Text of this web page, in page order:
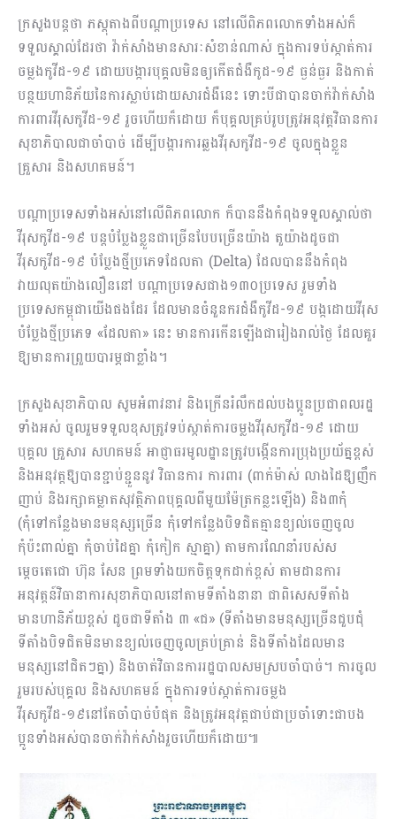
ក្រសួងបន្តថា ភស្តុតាងពីបណ្តាប្រទេស នៅលើពិភពលោកទាំងអស់ក៏
ទទួលស្គាល់ដែរថា វ៉ាក់សាំងមានសារៈសំខាន់ណាស់ ក្នុងការទប់ស្កាត់ការ
ចម្លងកូវីដ-១៩ ដោយបង្ការបុគ្គលមិនឲ្យកើតជំងឺកូដ-១៩ ធ្ងន់ធ្ងរ និងកាត់
បន្ថយហានិភ័យនៃការស្លាប់ដោយសារជំងឺនេះ ទោះបីជាបានចាក់វ៉ាក់សាំង
ការពារវីរុសកូវីដ-១៩ រួចហើយក៏ដោយ ក៏បុគ្គលគ្រប់រូបត្រូវអនុវត្តវិធានការ
សុខាភិបាលជាចាំបាច់ ដើម្បីបង្ការការឆ្លងវីរុសកូវីដ-១៩ ចូលក្នុងខ្លួន
គ្រួសារ និងសហគមន៍។
បណ្តាប្រទេសទាំងអស់នៅលើពិភពលោក ក៏បាននឹងកំពុងទទួលស្គាល់ថា
វីរុសកូវីដ-១៩ បន្តបំប្លែងខ្លួនជាច្រើនបែបច្រើនយ៉ាង តួយ៉ាងដូចជា
វីរុសកូវីដ-១៩ បំប្លែងថ្មីប្រភេទដែលតា (Delta) ដែលបាននឹងកំពុង
វាយលុតយ៉ាងលឿននៅ បណ្តាប្រទេសជាង១៣០ប្រទេស រួមទាំង
ប្រទេសកម្ពុជាយើងផងដែរ ដែលមានចំនួនករជំងឺកូវីដ-១៩ បង្កដោយវីរុស
បំប្លែងថ្មីប្រភេទ «ដែលតា» នេះ មានការកើនឡើងជារៀងរាល់ថ្ងៃ ដែលគួរ
ឱ្យមានការព្រួយបារម្ភជាខ្លាំង។
ក្រសួងសុខាភិបាល សូមអំពាវនាវ និងក្រើនរំលឹកដល់បងប្អូនប្រជាពលរដ្ឋ
ទាំងអស់ ចូលរួមទទួលខុសត្រូវទប់ស្កាត់ការចម្លងវីរុសកូវីដ-១៩ ដោយ
បុគ្គល គ្រួសារ សហគមន៍ អាជ្ញាធរមូលដ្ឋានត្រូវបង្កើនការប្រុងប្រយ័ត្នខ្ពស់
និងអនុវត្តឱ្យបានខ្ជាប់ខ្ជួននូវ វិធានការ ការពារ (ពាក់ម៉ាស់ លាងដៃឱ្យញឹក
ញាប់ និងរក្សាគម្លាតសុវត្ថិភាពបុគ្គលពីមួយម៉ែត្រកន្លះឡើង) និង៣កុំ
(កុំទៅកន្លែងមានមនុស្សច្រើន កុំទៅកន្លែងបិទជិតគ្មានខ្យល់ចេញចូល
កុំប៉ះពាល់គ្នា កុំចាប់ដៃគ្នា កុំកៀក ស្មាគ្នា) តាមការណែនាំរបស់ស
ម្តេចតេជោ ហ៊ុន សែន ព្រមទាំងយកចិត្តទុកដាក់ខ្ពស់ តាមដានការ
អនុវត្តន៍វិធានាការសុខាភិបាលនៅតាមទីតាំងនានា ជាពិសេសទីតាំង
មានហានិភ័យខ្ពស់ ដូចជាទីតាំង ៣ «ជ» (ទីតាំងមានមនុស្សច្រើនជួបជុំ
ទីតាំងបិទជិតមិនមានខ្យល់ចេញចូលគ្រប់គ្រាន់ និងទីតាំងដែលមាន
មនុស្សនៅជិតៗគ្នា) និងចាត់វិធានការរដ្ឋបាលសមស្របចាំបាច់។ ការចូល
រួមរបស់បុគ្គល និងសហគមន៍ ក្នុងការទប់ស្កាត់ការចម្លង
វីរុសកូវីដ-១៩នៅតែចាំបាច់បំផុត និងត្រូវអនុវត្តជាប់ជាប្រចាំទោះជាបង
ប្អូនទាំងអស់បានចាក់វ៉ាក់សាំងរួចហើយក៏ដោយ៕